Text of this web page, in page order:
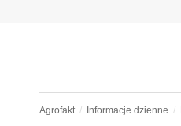
Agrofakt Informacje dzienne